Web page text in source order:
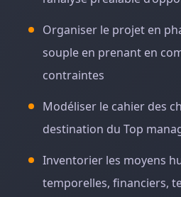
Organiser le projet en
souple en prenant en
contraintes
Modéliser le cahier des
destination du Top
Inventorier les moyens
temporelles, financiers,